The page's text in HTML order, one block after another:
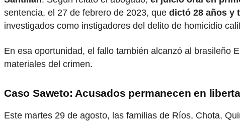
sentencia, el 27 de febrero de 2023, que dictó 28 años y
investigados como instigadores del delito de homicidio
En esa oportunidad, el fallo también alcanzó al brasileño
materiales del crimen.
Caso Saweto: Acusados permanecen en
Este martes 29 de agosto, las familias de Ríos, Chota,